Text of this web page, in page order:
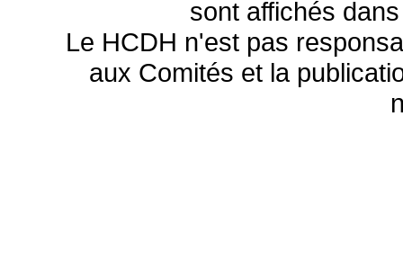
sont affichés
Le HCDH n'est pas
aux Comités et la